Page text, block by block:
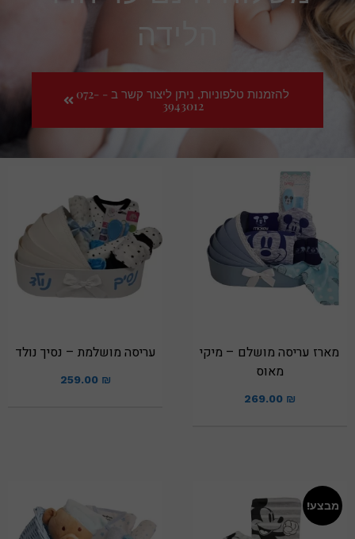
הלידה
להזמנות טלפוניות, ניתן ליצור קשר ב - 072-
3943012
מארז עריסה מושלם – מיקי
מאוס
269.00 ₪
עריסה מושלמת – נסיך נולד
259.00 ₪
מבצע!